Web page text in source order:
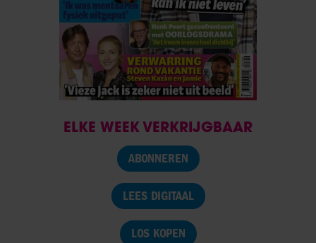
ELKE WEEK VERKRIJGBAAR
ABONNEREN
LEES DIGITAAL
LOS KOPEN